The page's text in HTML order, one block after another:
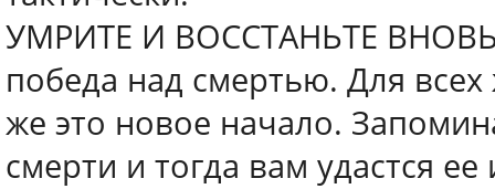
УМРИТЕ И ВОССТАНЬТЕ
победа над смертью. Для
же это новое начало.
смерти и тогда вам удастся